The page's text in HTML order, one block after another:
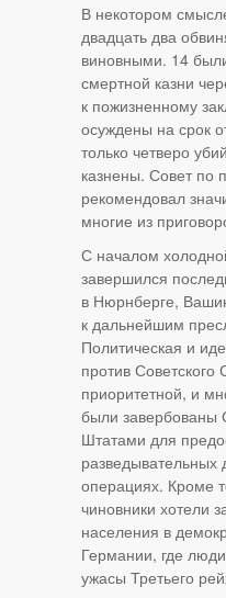
В некотором
двадцать два
виновными. 14
смертной казни
к пожизненному
осуждены на срок
только четверо
казнены. Совет по
рекомендовал
многие из
С началом
завершился
в Нюрнберге,
к дальнейшим
Политическая и
против
приоритетной, и
были
Штатами для
разведывательных
операциях. Кроме
чиновники хотели
населения в
Германии, где
ужасы Третьего